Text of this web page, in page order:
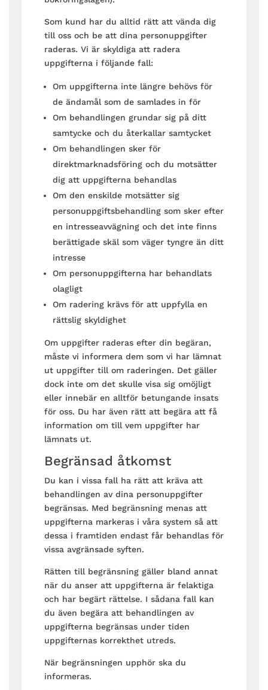
Som kund har du alltid rätt att vända dig
till oss och be att dina personuppgifter
raderas. Vi är skyldiga att radera
uppgifterna i följande fall:
Om uppgifterna inte längre behövs för
de ändamål som de samlades in för
Om behandlingen grundar sig på ditt
samtycke och du återkallar samtycket
Om behandlingen sker för
direktmarknadsföring och du motsätter
dig att uppgifterna behandlas
Om den enskilde motsätter sig
personuppgiftsbehandling som sker efter
en intresseavvägning och det inte finns
berättigade skäl som väger tyngre än ditt
intresse
Om personuppgifterna har behandlats
olagligt
Om radering krävs för att uppfylla en
rättslig skyldighet
Om uppgifter raderas efter din begäran,
måste vi informera dem som vi har lämnat
ut uppgifter till om raderingen. Det gäller
dock inte om det skulle visa sig omöjligt
eller innebär en alltför betungande insats
för oss. Du har även rätt att begära att få
information om till vem uppgifter har
lämnats ut.
Begränsad åtkomst
Du kan i vissa fall ha rätt att kräva att
behandlingen av dina personuppgifter
begränsas. Med begränsning menas att
uppgifterna markeras i våra system så att
dessa i framtiden endast får behandlas för
vissa avgränsade syften.
Rätten till begränsning gäller bland annat
när du anser att uppgifterna är felaktiga
och har begärt rättelse. I sådana fall kan
du även begära att behandlingen av
uppgifterna begränsas under tiden
uppgifternas korrekthet utreds.
När begränsningen upphör ska du
informeras.